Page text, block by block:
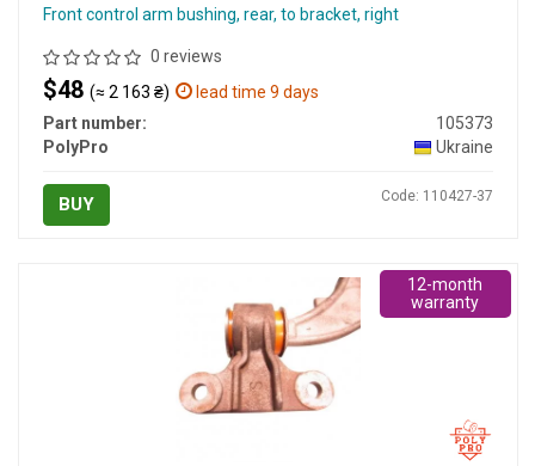
Front control arm bushing, rear, to bracket, right
0 reviews
$48 (≈ 2 163 ₴)
lead time 9 days
Part number:
105373
PolyPro
Ukraine
BUY Code: 110427-37
12-month
warranty